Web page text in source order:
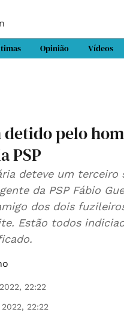
Opinião Vídeos
detido pelo
PSP
deteve um terceiro
da PSP Fábio
dos dois
Estão todos
22:22
2022, 22:22